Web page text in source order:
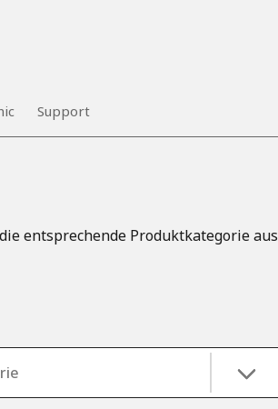
Support
entsprechende Produktkategorie aus